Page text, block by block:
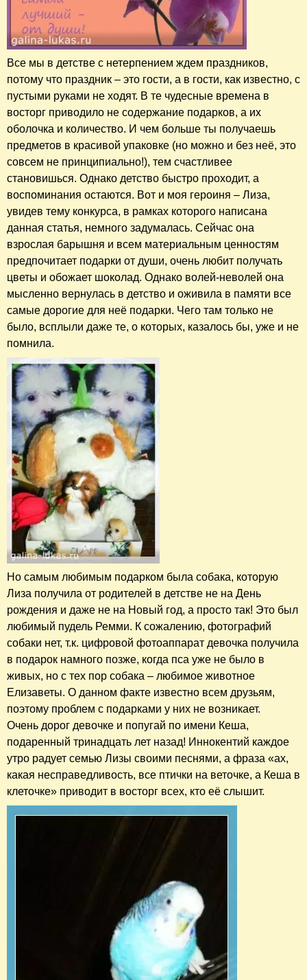
Все мы в детстве с нетерпением ждем праздников,
потому что праздник – это гости, а в гости, как известно, с
пустыми руками не ходят. В те чудесные времена в
восторг приводило не содержание подарков, а их
оболочка и количество. И чем больше ты получаешь
предметов в красивой упаковке (но можно и без неё, это
совсем не принципиально!), тем счастливее
становишься. Однако детство быстро проходит, а
воспоминания остаются. Вот и моя героиня – Лиза,
увидев тему конкурса, в рамках которого написана
данная статья, немного задумалась. Сейчас она
взрослая барышня и всем материальным ценностям
предпочитает подарки от души, очень любит получать
цветы и обожает шоколад. Однако волей-неволей она
мысленно вернулась в детство и оживила в памяти все
самые дорогие для неё подарки. Чего там только не
было, всплыли даже те, о которых, казалось бы, уже и не
помнила.
Но самым любимым подарком была собака, которую
Лиза получила от родителей в детстве не на День
рождения и даже не на Новый год, а просто так! Это был
любимый пудель Ремми. К сожалению, фотографий
собаки нет, т.к. цифровой фотоаппарат девочка получила
в подарок намного позже, когда пса уже не было в
живых, но с тех пор собака – любимое животное
Елизаветы. О данном факте известно всем друзьям,
поэтому проблем с подарками у них не возникает.
Очень дорог девочке и попугай по имени Кеша,
подаренный тринадцать лет назад! Иннокентий каждое
утро радует семью Лизы своими песнями, а фраза «ах,
какая несправедливость, все птички на веточке, а Кеша в
клеточке» приводит в восторг всех, кто её слышит.